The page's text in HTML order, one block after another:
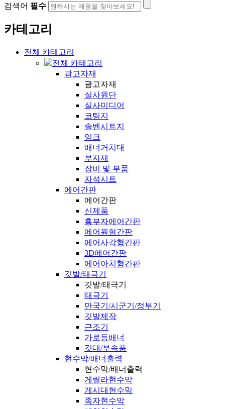
검색어 필수
카테고리
전체 카테고리
전체 카테고리
광고자재
광고자재
실사원단
실사미디어
코팅지
솔벤시트지
잉크
배너거치대
부자재
장비 및 부품
자석시트
에어간판
에어간판
신제품
흥부자에어간판
에어원형간판
에어사각형간판
3D에어간판
에어아치형간판
깃발/태극기
깃발/태극기
태극기
만국기/시군기/정부기
깃발제작
근조기
가로등배너
깃대/부속품
현수막/배너출력
현수막/배너출력
게릴라현수막
게시대현수막
족자현수막